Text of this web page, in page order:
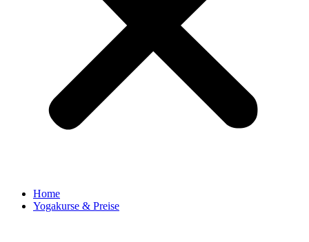
Home
Yogakurse & Preise